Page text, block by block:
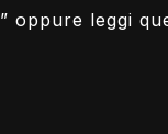
” oppure leggi